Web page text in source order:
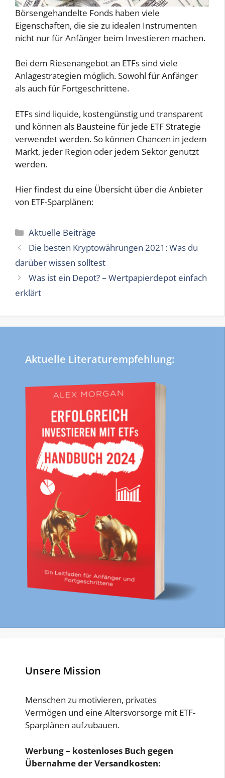
Börsengehandelte Fonds haben viele
Eigenschaften, die sie zu idealen Instrumenten
nicht nur für Anfänger beim Investieren machen.
Bei dem Riesenangebot an ETFs sind viele
Anlagestrategien möglich. Sowohl für Anfänger
als auch für Fortgeschrittene.
ETFs sind liquide, kostengünstig und transparent
und können als Bausteine für jede ETF Strategie
verwendet werden. So können Chancen in jedem
Markt, jeder Region oder jedem Sektor genutzt
werden.
Hier findest du eine Übersicht über die Anbieter
von ETF-Sparplänen:
Kategorien
Aktuelle Beiträge
Die besten Kryptowährungen 2021: Was du
darüber wissen solltest
Was ist ein Depot? – Wertpapierdepot einfach
erklärt
Aktuelle Literaturempfehlung:
Unsere Mission
Menschen zu motivieren, privates
Vermögen und eine Altersvorsorge mit ETF-
Sparplänen aufzubauen.
Werbung – kostenloses Buch gegen
Übernahme der Versandkosten: